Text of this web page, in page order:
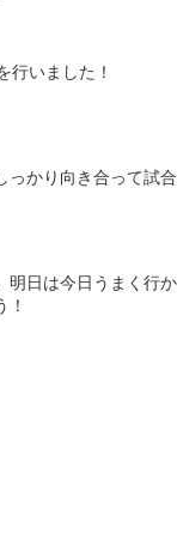
行いました！
っかり向き合って試
日は今日うまく行